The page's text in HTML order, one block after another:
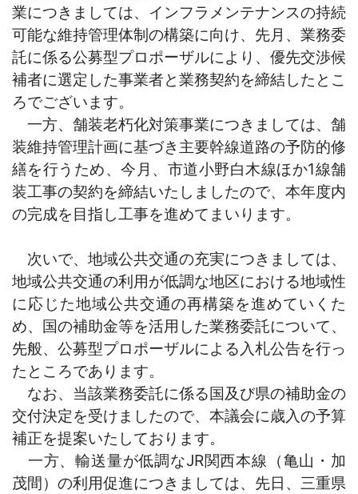
業につきましては、インフラメンテナンスの持続
可能な維持管理体制の構築に向け、先月、業務委
託に係る公募型プロポーザルにより、優先交渉候
補者に選定した事業者と業務契約を締結したとこ
ろでございます。
一方、舗装老朽化対策事業につきましては、舗
装維持管理計画に基づき主要幹線道路の予防的修
繕を行うため、今月、市道小野白木線ほか1線舗
装工事の契約を締結いたしましたので、本年度内
の完成を目指し工事を進めてまいります。
次いで、地域公共交通の充実につきましては、
地域公共交通の利用が低調な地区における地域性
に応じた地域公共交通の再構築を進めていくた
め、国の補助金等を活用した業務委託について、
先般、公募型プロポーザルによる入札公告を行っ
たところであります。
なお、当該業務委託に係る国及び県の補助金の
交付決定を受けましたので、本議会に歳入の予算
補正を提案いたしております。
一方、輸送量が低調なJR関西本線（亀山・加
茂間）の利用促進につきましては、先日、三重県